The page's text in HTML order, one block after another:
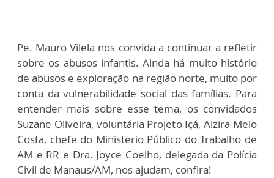
Pe. Mauro Vilela nos convida a continuar a refletir
sobre os abusos infantis. Ainda há muito histório
de abusos e exploração na região norte, muito por
conta da vulnerabilidade social das famílias. Para
entender mais sobre esse tema, os convidados
Suzane Oliveira, voluntária Projeto Içá, Alzira Melo
Costa, chefe do Ministerio Público do Trabalho de
AM e RR e Dra. Joyce Coelho, delegada da Polícia
Civil de Manaus/AM, nos ajudam, confira!